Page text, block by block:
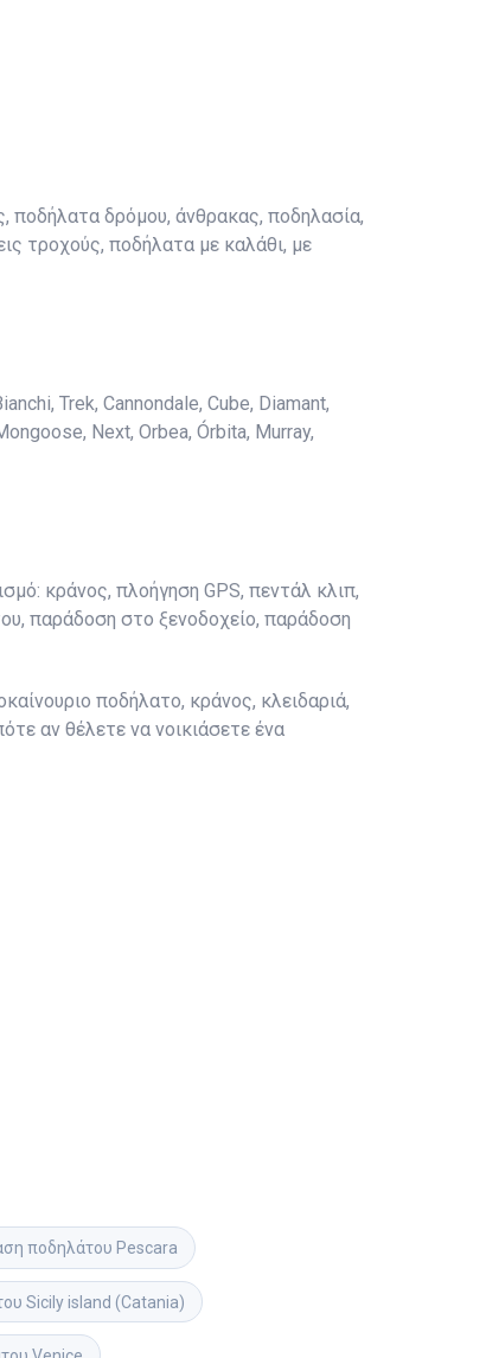
ποδήλατα δρόμου, άνθρακας, ποδηλασία,
τροχούς, ποδήλατα με καλάθι, με
Trek, Cannondale, Cube, Diamant,
Next, Orbea, Órbita, Murray,
κράνος, πλοήγηση GPS, πεντάλ κλιπ,
παράδοση στο ξενοδοχείο, παράδοση
ποδήλατο, κράνος, κλειδαριά,
αν θέλετε να νοικιάσετε ένα
ποδηλάτου Pescara
Sicily island (Catania)